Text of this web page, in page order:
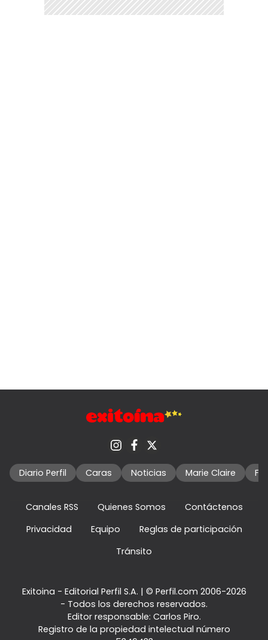
Diario Perfil Caras Noticias Marie Claire
Canales RSS Quienes Somos
Contáctenos
Privacidad
Equipo
Reglas de participación
Tránsito
Exitoina - Editorial Perfil S.A. | © Perfil.com 2006-2026
- Todos los derechos reservados.
Editor responsable: Carlos Piro.
Registro de la propiedad intelectual número